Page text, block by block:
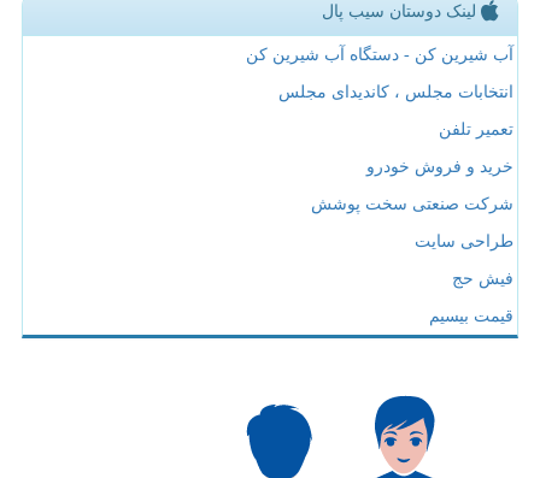
لینک دوستان سیب پال
آب شیرین کن - دستگاه آب شیرین کن
انتخابات مجلس ، کاندیدای مجلس
تعمیر تلفن
خرید و فروش خودرو
شرکت صنعتی سخت پوشش
طراحی سایت
فیش حج
قیمت بیسیم